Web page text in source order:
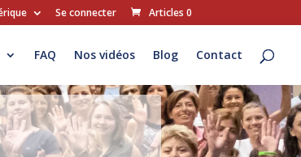
Se connecter Articles 0
FAQ Nos vidéos Blog Contact